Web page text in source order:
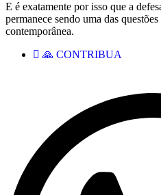
E é exatamente por isso que a
permanece sendo uma das
contemporânea.
🙏 CONTRIBUA